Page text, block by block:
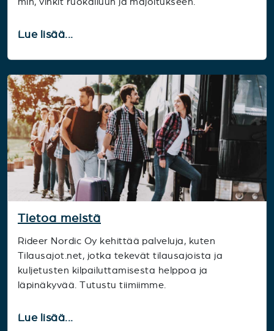
Lue lisää...
Tietoa meistä
Rideer Nordic Oy kehittää palveluja, kuten
Tilausajot.net, jotka tekevät tilausajoista ja
kuljetusten kilpailuttamisesta helppoa ja
läpinäkyvää. Tutustu tiimiimme.
Lue lisää...